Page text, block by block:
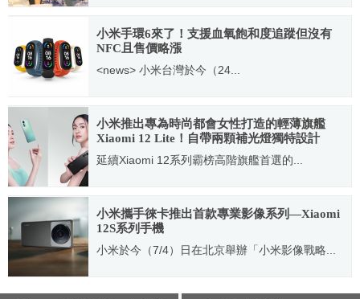
小米手環6來了！支援血氧飽和度追蹤但沒有
NFC且售價略漲
<news> 小米台灣於今（24...
2021.06.24
小米推出專為時尚都會女性打造的輕薄旗艦
Xiaomi 12 Lite！自帶兩顆補光燈獨特設計
延續Xiaomi 12系列霸榜高階旗艦首選的...
2022.07.20
小米攜手徠卡推出首款專業影像系列—Xiaomi
12S系列手機
小米於今（7/4）日在北京舉辦「小米影像戰略...